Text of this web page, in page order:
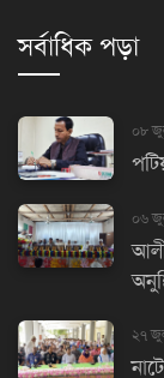
সর্বাধিক পড়া
০৮
০৬
২৭